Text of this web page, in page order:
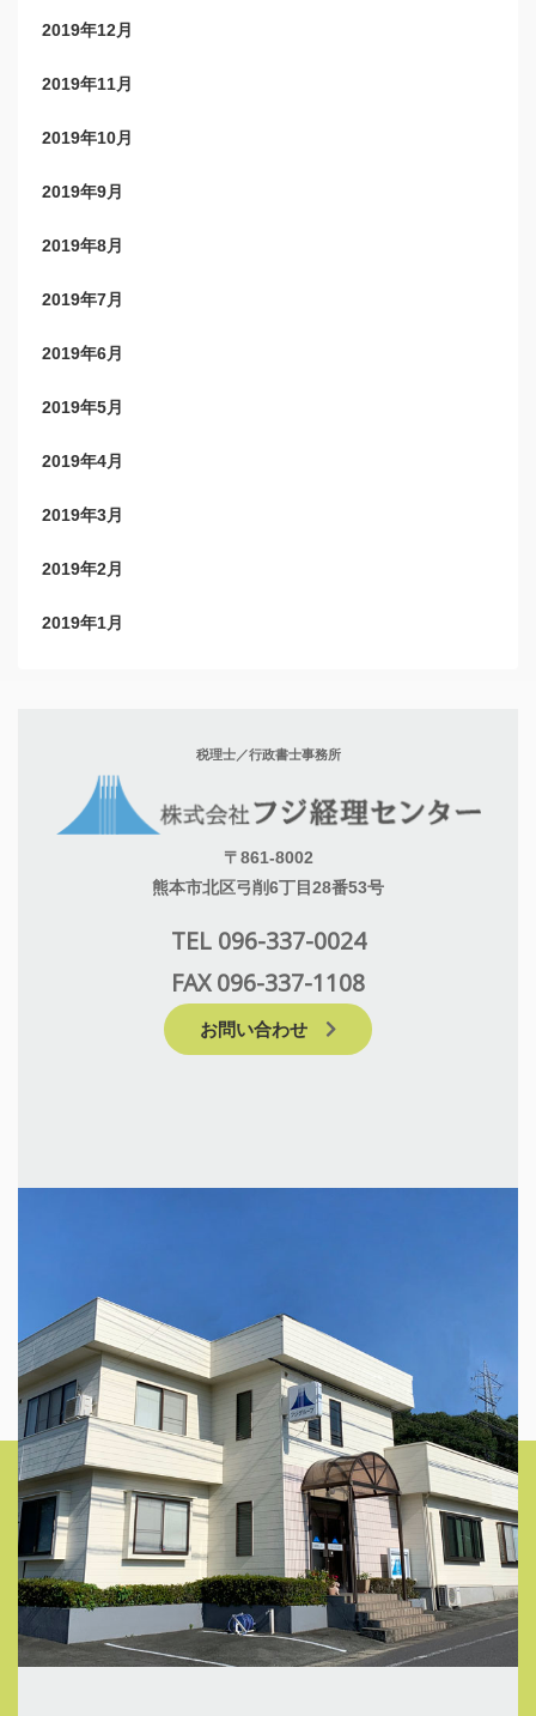
2019年12月
2019年11月
2019年10月
2019年9月
2019年8月
2019年7月
2019年6月
2019年5月
2019年4月
2019年3月
2019年2月
2019年1月
税理士／行政書士事務所
〒861-8002
熊本市北区弓削6丁目28番53号
TEL 096-337-0024
FAX 096-337-1108
お問い合わせ